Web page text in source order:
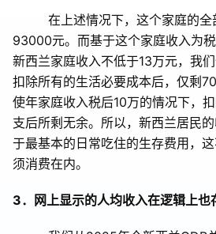
在上述情况下，这个家庭的
93000元。而基于这个家庭收入为
新西兰家庭收入不低于13万元，我
扣除所有的生活必要成本后，仅剩
使年家庭收入税后10万的情况下，
支后所剩无余。所以，新西兰居民的
于最基本的日常吃住的生存费用，
须消费在内。
3．网上显示的人均收入在逻辑上也